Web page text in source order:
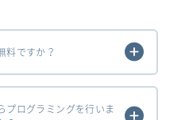
料ですか？
プログラミングを行いま